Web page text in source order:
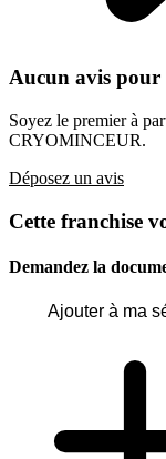
Aucun avis pour
Soyez le premier à
CRYOMINCEUR.
Déposez un avis
Cette franchise
Demandez la
Ajouter à ma